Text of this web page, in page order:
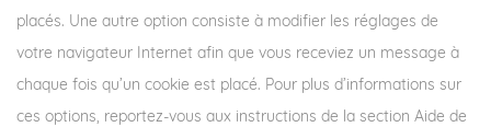
placés. Une autre option consiste à modifier les réglages de
votre navigateur Internet afin que vous receviez un message à
chaque fois qu’un cookie est placé. Pour plus d’informations sur
ces options, reportez-vous aux instructions de la section Aide de